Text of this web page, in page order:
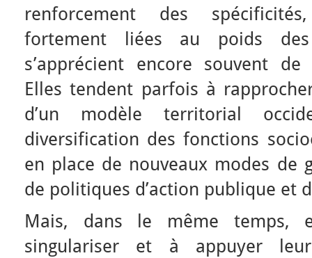
renforcement des
fortement liées au poids des
s’apprécient encore souvent
Elles tendent parfois à
d’un modèle territorial
diversification des fonctions
en place de nouveaux modes de
de politiques d’action publique et
Mais, dans le même temps,
singulariser et à appuyer